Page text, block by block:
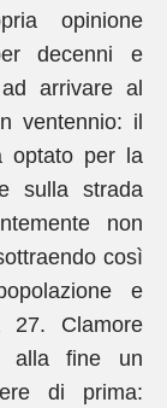
opinione
decenni e
arrivare al
ventennio: il
optato per la
sulla strada
non
così
e
Clamore
alla fine un
di prima: